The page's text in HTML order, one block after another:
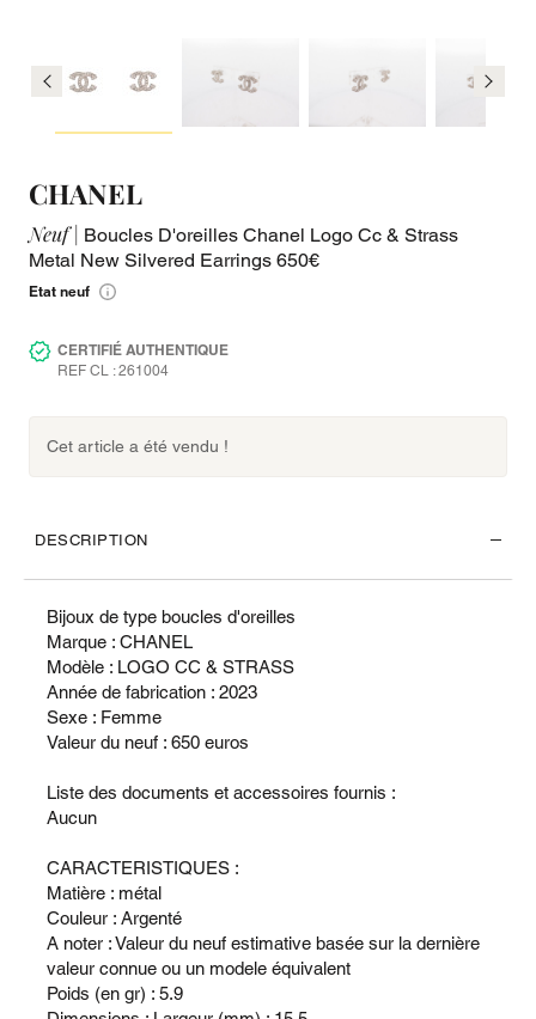
CHANEL
Neuf | Boucles D'oreilles Chanel Logo Cc & Strass
Metal New Silvered Earrings 650€
Etat neuf
CERTIFIÉ AUTHENTIQUE
REF CL : 261004
Cet article a été vendu !
DESCRIPTION
Bijoux de type boucles d'oreilles
Marque : CHANEL
Modèle : LOGO CC & STRASS
Année de fabrication : 2023
Sexe : Femme
Valeur du neuf : 650 euros
Liste des documents et accessoires fournis :
Aucun
CARACTERISTIQUES :
Matière : métal
Couleur : Argenté
A noter : Valeur du neuf estimative basée sur la dernière
valeur connue ou un modele équivalent
Poids (en gr) : 5.9